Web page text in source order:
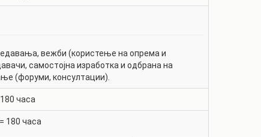
вежби (користење на опрема и
самостојна изработка и одбрана на
(форуми, консултации).
180 часа
= 180 часа